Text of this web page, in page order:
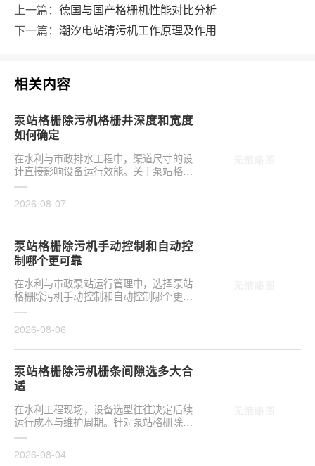
上一篇： 德国与国产格栅机性能对比分析
下一篇： 潮汐电站清污机工作原理及作用
相关内容
泵站格栅除污机格栅井深度和宽度
如何确定
在水利与市政排水工程中，渠道尺寸的设
计直接影响设备运行效能。关于泵站格栅
除污机格栅井深度和宽度如何确定，是前
2026-08-07
泵站格栅除污机手动控制和自动控
制哪个更可靠
在水利与市政泵站运行管理中，选择泵站
格栅除污机手动控制和自动控制哪个更可
靠，往往是项目决策的关键环节。这并非
2026-08-06
泵站格栅除污机栅条间隙选多大合
适
在水利工程现场，设备选型往往决定后续
运行成本与维护周期。针对泵站格栅除污
机栅条间隙选多大合适，需结合具体工况
2026-08-04